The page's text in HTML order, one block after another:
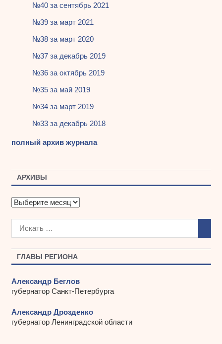
ГЛАВЫ РЕГИОНА
Александр Беглов
губернатор Санкт-Петербурга
Александр Дрозденко
губернатор Ленинградской области
№40 за сентябрь 2021
№39 за март 2021
№38 за март 2020
№37 за декабрь 2019
№36 за октябрь 2019
№35 за май 2019
№34 за март 2019
№33 за декабрь 2018
полный архив журнала
АРХИВЫ
А
х
ы